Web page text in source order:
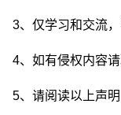
3、仅学习和交流，
4、如有侵权内容请
5、请阅读以上声